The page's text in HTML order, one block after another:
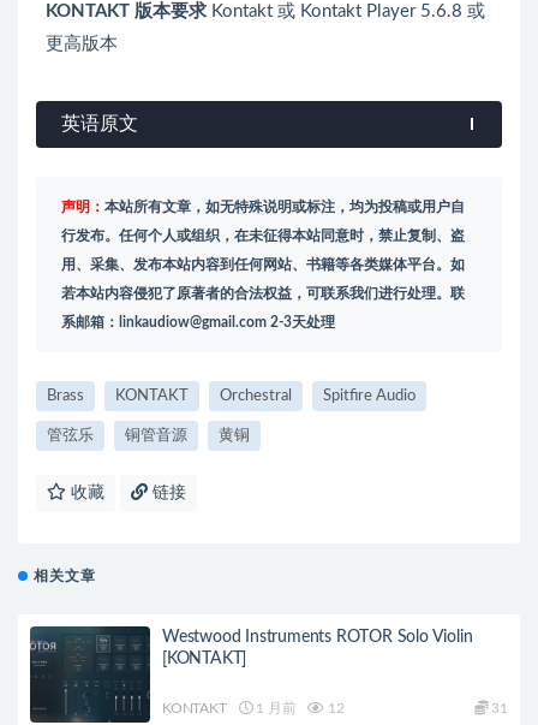
KONTAKT 版本要求 Kontakt 或 Kontakt Player 5.6.8 或
更高版本
英语原文
声明： 本站所有文章，如无特殊说明或标注，均为投稿或用户自
行发布。任何个人或组织，在未征得本站同意时，禁止复制、盗
用、采集、发布本站内容到任何网站、书籍等各类媒体平台。如
若本站内容侵犯了原著者的合法权益，可联系我们进行处理。联
系邮箱： linkaudiow@gmail.com 2-3天处理
Brass KONTAKT Orchestral Spitfire Audio
管弦乐 铜管音源 黄铜
收藏 链接
相关文章
Westwood Instruments ROTOR Solo Violin
[KONTAKT]
KONTAKT 1 月前 12 31